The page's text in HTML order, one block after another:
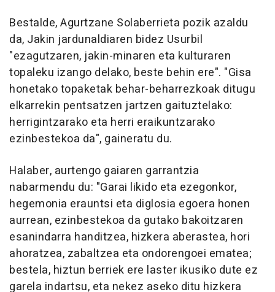
Bestalde, Agurtzane Solaberrieta pozik azaldu
da, Jakin jardunaldiaren bidez Usurbil
"ezagutzaren, jakin-minaren eta kulturaren
topaleku izango delako, beste behin ere". "Gisa
honetako topaketak behar-beharrezkoak ditugu
elkarrekin pentsatzen jartzen gaituztelako:
herrigintzarako eta herri eraikuntzarako
ezinbestekoa da", gaineratu du.
Halaber, aurtengo gaiaren garrantzia
nabarmendu du: "Garai likido eta ezegonkor,
hegemonia erauntsi eta diglosia egoera honen
aurrean, ezinbestekoa da gutako bakoitzaren
esanindarra handitzea, hizkera aberastea, hori
ahoratzea, zabaltzea eta ondorengoei ematea;
bestela, hiztun berriek ere laster ikusiko dute ez
garela indartsu, eta nekez aseko ditu hizkera